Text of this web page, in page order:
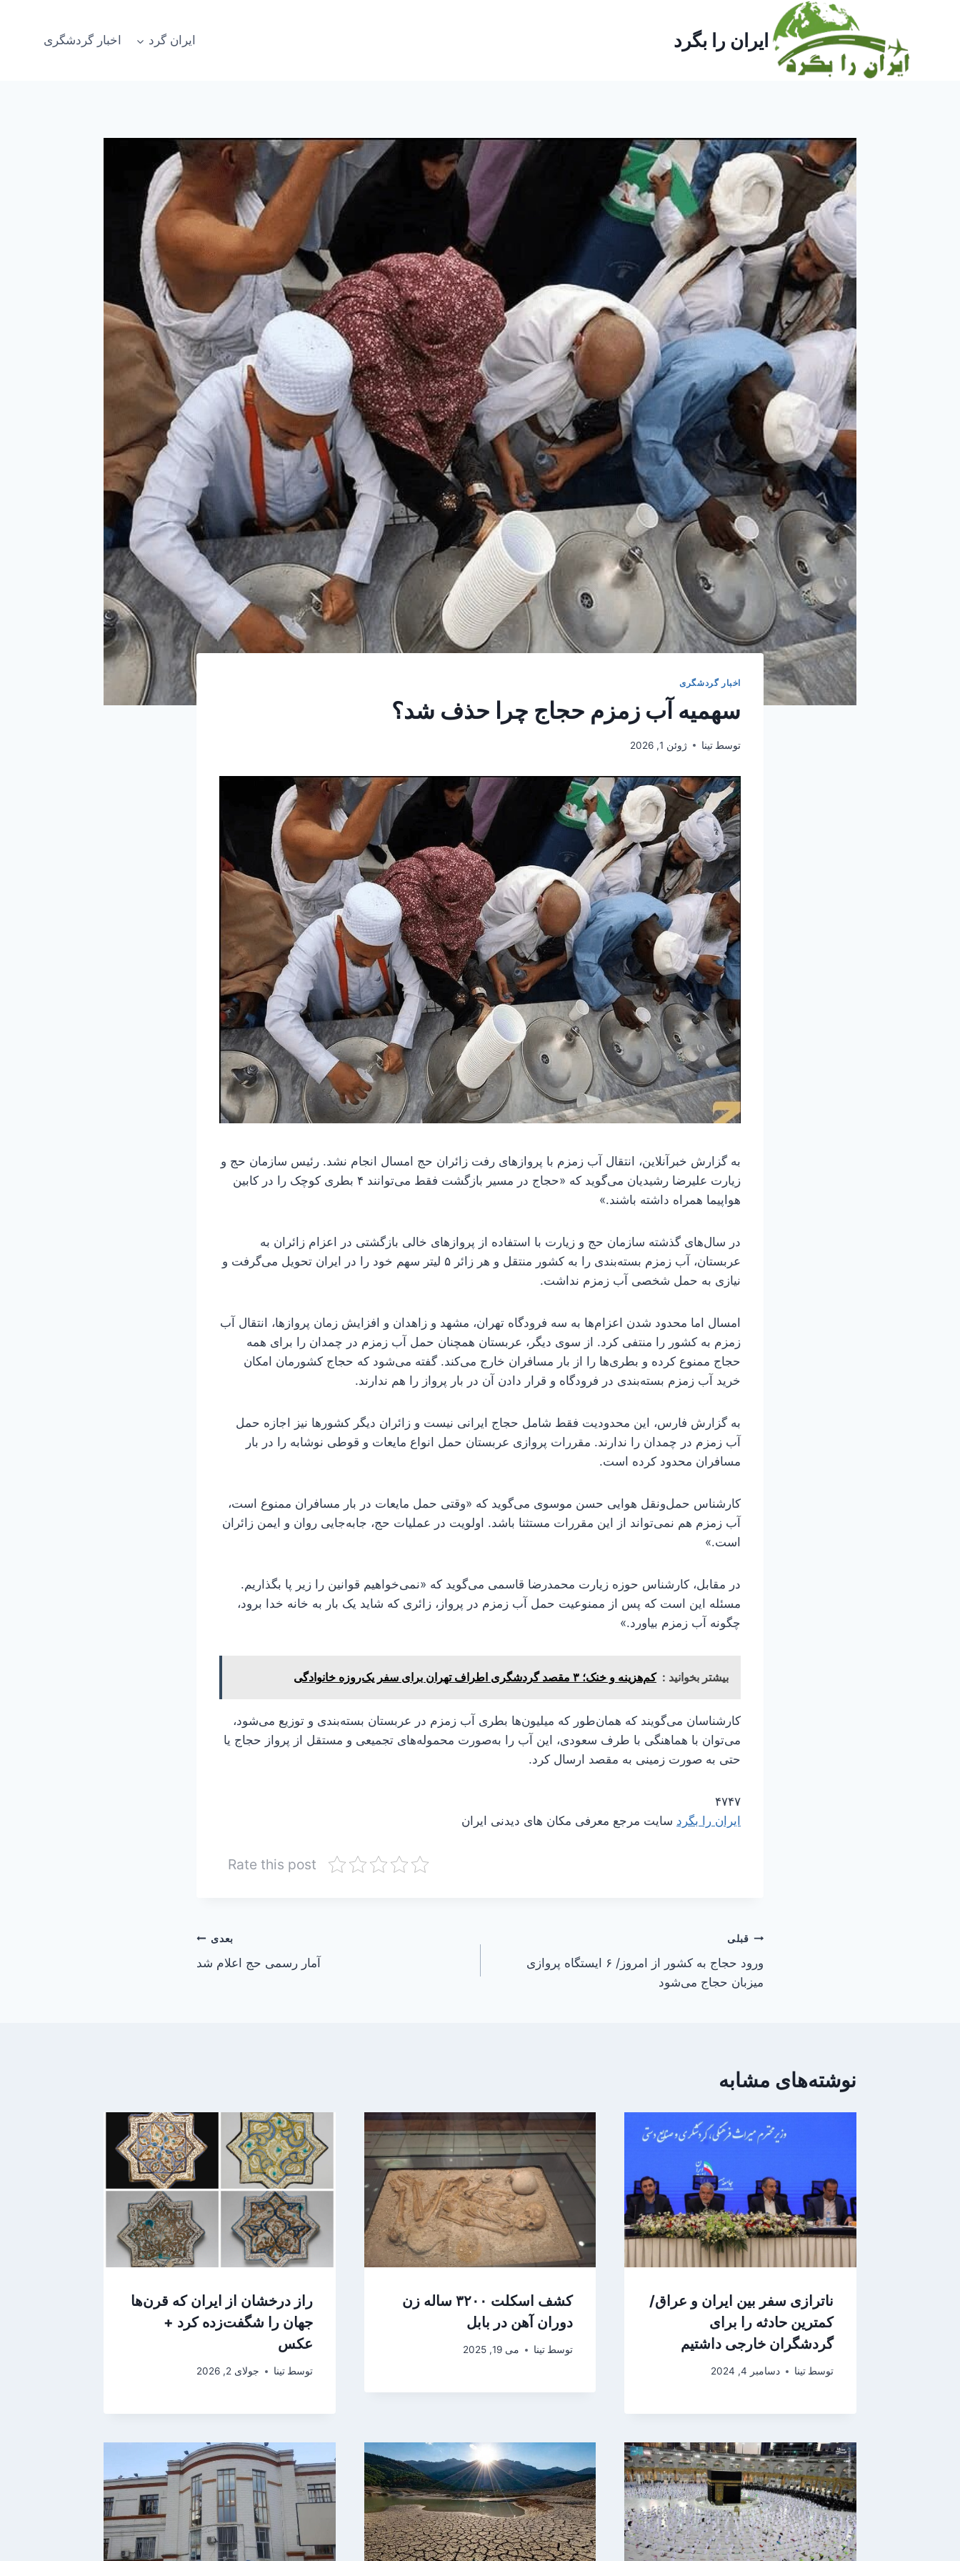
ایران را بگرد ایران گرد اخبار گردشگری
اخبار گردشگری
سهمیه آب زمزم حجاج چرا حذف شد؟
توسط تینا ژوئن 1, 2026
به گزارش خبرآنلاین، انتقال آب زمزم با پروازهای رفت زائران حج امسال انجام نشد. رئیس سازمان حج و
زیارت علیرضا رشیدیان می‌گوید که «حجاج در مسیر بازگشت فقط می‌توانند ۴ بطری کوچک را در کابین
هواپیما همراه داشته باشند.»
در سال‌های گذشته سازمان حج و زیارت با استفاده از پروازهای خالی بازگشتی در اعزام زائران به
عربستان، آب زمزم بسته‌بندی را به کشور منتقل و هر زائر ۵ لیتر سهم خود را در ایران تحویل می‌گرفت و
نیازی به حمل شخصی آب زمزم نداشت.
امسال اما محدود شدن اعزام‌ها به سه فرودگاه تهران، مشهد و زاهدان و افزایش زمان پروازها، انتقال آب
زمزم به کشور را منتفی کرد. از سوی دیگر، عربستان همچنان حمل آب زمزم در چمدان را برای همه
حجاج ممنوع کرده و بطری‌ها را از بار مسافران خارج می‌کند. گفته می‌شود که حجاج کشورمان امکان
خرید آب زمزم بسته‌بندی در فرودگاه و قرار دادن آن در بار پرواز را هم ندارند.
به گزارش فارس، این محدودیت فقط شامل حجاج ایرانی نیست و زائران دیگر کشورها نیز اجازه حمل
آب زمزم در چمدان را ندارند. مقررات پروازی عربستان حمل انواع مایعات و قوطی نوشابه را در بار
مسافران محدود کرده است.
کارشناس حمل‌ونقل هوایی حسن موسوی می‌گوید که «وقتی حمل مایعات در بار مسافران ممنوع است،
آب زمزم هم نمی‌تواند از این مقررات مستثنا باشد. اولویت در عملیات حج، جابه‌جایی روان و ایمن زائران
است.»
در مقابل، کارشناس حوزه زیارت محمدرضا قاسمی می‌گوید که «نمی‌خواهیم قوانین را زیر پا بگذاریم.
مسئله این است که پس از ممنوعیت حمل آب زمزم در پرواز، زائری که شاید یک بار به خانه خدا برود،
چگونه آب زمزم بیاورد.»
بیشتر بخوانید : کم‌هزینه و خنک؛ ۳ مقصد گردشگری اطراف تهران برای سفر یک‌روزه خانوادگی
کارشناسان می‌گویند که همان‌طور که میلیون‌ها بطری آب زمزم در عربستان بسته‌بندی و توزیع می‌شود،
می‌توان با هماهنگی با طرف سعودی، این آب را به‌صورت محموله‌های تجمیعی و مستقل از پرواز حجاج یا
حتی به صورت زمینی به مقصد ارسال کرد.
۴۷۴۷
ایران را بگرد سایت مرجع معرفی مکان های دیدنی ایران
Rate this post
راهبری
نوشته
قبلی
ورود حجاج به کشور از امروز/ ۶ ایستگاه پروازی
میزبان حجاج می‌شود
بعدی
آمار رسمی حج اعلام شد
نوشته‌های مشابه
ناترازی سفر بین ایران و عراق/
کمترین حادثه را برای
گردشگران خارجی داشتیم
توسط تینا دسامبر 4, 2024
کشف اسکلت ۳۲۰۰ ساله زن
دوران آهن در بابل
توسط تینا می 19, 2025
راز درخشان از ایران که قرن‌ها
جهان را شگفت‌زده کرد +
عکس
توسط تینا جولای 2, 2026